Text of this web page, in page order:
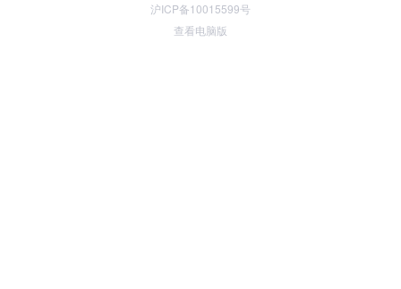
沪ICP备10015599号
查看电脑版